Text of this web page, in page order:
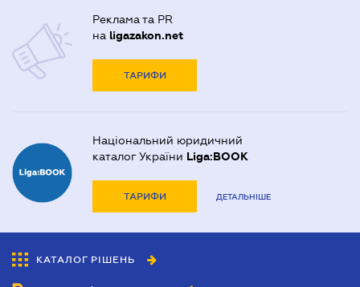
Реклама та PR
на ligazakon.net
ТАРИФИ
Національний юридичний
каталог України Liga:BOOK
ТАРИФИ ДЕТАЛЬНІШЕ
КАТАЛОГ РІШЕНЬ